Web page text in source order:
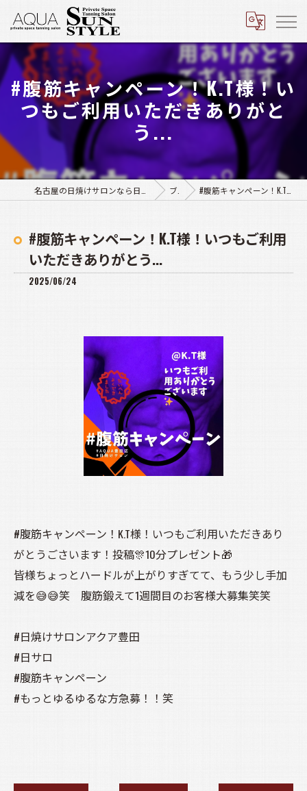
#腹筋キャンペーン！K.T様！い
つもご利用いただきありがと
う...
ブログ #腹筋キャンペーン！K.T様！いつもご利用いただきありがとう...
#腹筋キャンペーン！K.T様！いつもご利用
いただきありがとう...
2025/06/24
#腹筋キャンペーン！K.T様！いつもご利用いただきあり
がとうごさいます！投稿🎊10分プレゼント🎁
皆様ちょっとハードルが上がりすぎてて、もう少し手加
減を😅😅笑 腹筋鍛えて1週間目のお客様大募集笑笑
#日焼けサロンアクア豊田
#日サロ
#腹筋キャンペーン
#もっとゆるゆるな方急募！！笑